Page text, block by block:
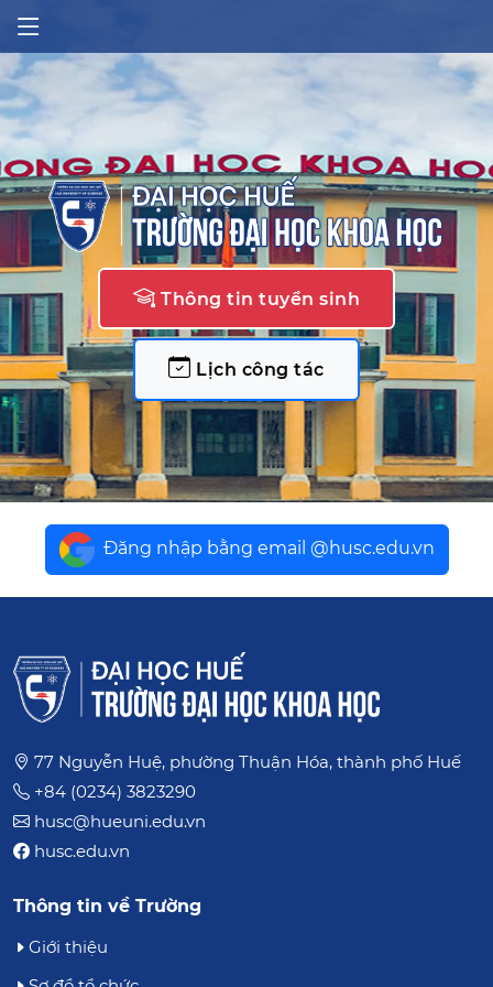
Thông tin tuyển sinh
Lịch công tác
Đăng nhập bằng email @husc.edu.vn
77 Nguyễn Huệ, phường Thuận Hóa, thành phố Huế
+84 (0234) 3823290
husc@hueuni.edu.vn
husc.edu.vn
Thông tin về Trường
Giới thiệu